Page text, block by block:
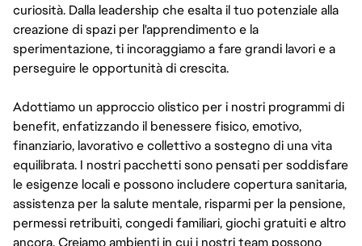
curiosità. Dalla leadership che esalta il tuo potenziale alla
creazione di spazi per l'apprendimento e la
sperimentazione, ti incoraggiamo a fare grandi lavori e a
perseguire le opportunità di crescita.
Adottiamo un approccio olistico per i nostri programmi di
benefit, enfatizzando il benessere fisico, emotivo,
finanziario, lavorativo e collettivo a sostegno di una vita
equilibrata. I nostri pacchetti sono pensati per soddisfare
le esigenze locali e possono includere copertura sanitaria,
assistenza per la salute mentale, risparmi per la pensione,
permessi retribuiti, congedi familiari, giochi gratuiti e altro
ancora. Creiamo ambienti in cui i nostri team possono